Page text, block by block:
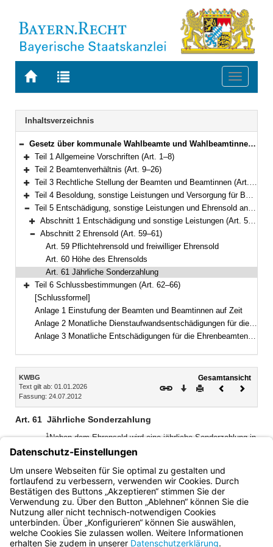
Zur
BAYERN.RECHT
Zur
letzten
Suche
Toggle
Navigation
Inhaltsverzeichnis
Bereich reduzieren
Gesetz über kommunale Wahlbeamte und Wahlbeamtinnen (Kommunal-Wahlbeamten-Gesetz – KWBG) Vom 24. Juli 2012 (GVBl. S. 366; 2014 S. 20) BayRS 2022-1-I (Art. 1–66)
Bereich erweitern
Teil 1 Allgemeine Vorschriften (Art. 1–8)
Bereich erweitern
Teil 2 Beamtenverhältnis (Art. 9–26)
Bereich erweitern
Teil 3 Rechtliche Stellung der Beamten und Beamtinnen (Art. 27–44)
Bereich erweitern
Teil 4 Besoldung, sonstige Leistungen und Versorgung für Beamte und Beamtinnen auf Zeit (Art. 45–52)
Bereich reduzieren
Teil 5 Entschädigung, sonstige Leistungen und Ehrensold an Ehrenbeamte und Ehrenbeamtinnen (Art. 53–61)
Bereich erweitern
Abschnitt 1 Entschädigung und sonstige Leistungen (Art. 53–58)
Bereich reduzieren
Abschnitt 2 Ehrensold (Art. 59–61)
Art. 59 Pflichtehrensold und freiwilliger Ehrensold
Art. 60 Höhe des Ehrensolds
Art. 61 Jährliche Sonderzahlung
Bereich erweitern
Teil 6 Schlussbestimmungen (Art. 62–66)
[Schlussformel]
Anlage 1 Einstufung der Beamten und Beamtinnen auf Zeit
Anlage 2 Monatliche Dienstaufwandsentschädigungen für die Beamten und Beamtinnen auf Zeit
Anlage 3 Monatliche Entschädigungen für die Ehrenbeamten und Ehrenbeamtinnen
Inhalt
KWBG
Text gilt ab: 01.01.2026
Fassung: 24.07.2012
Gesamtansicht
Download
DruckenVorheriges
Art. 61 Jährliche Sonderzahlung
1Neben dem Ehrensold wird eine jährliche Sonderzahlung in
entsprechender Anwendung des Art. 55 gezahlt.
steht den Bezügen der Ehrensold gleich.
Grundbetrag der jährlichen Sonderzahlung gilt ein
Vomhundertsatz von 70.
Bayern.de
BayernPortal